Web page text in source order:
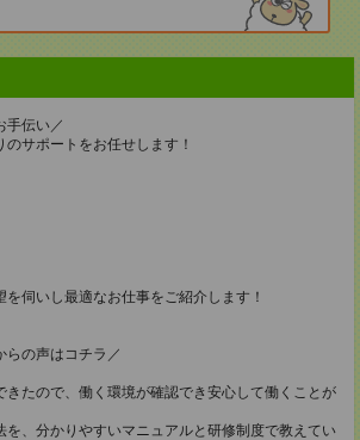
手伝い／
サポートをお任せします！
伺いし最適なお仕事をご紹介します！
らの声はコチラ／
きたので、働く環境が確認でき安心して働くことが
を、分かりやすいマニュアルと研修制度で教えてい